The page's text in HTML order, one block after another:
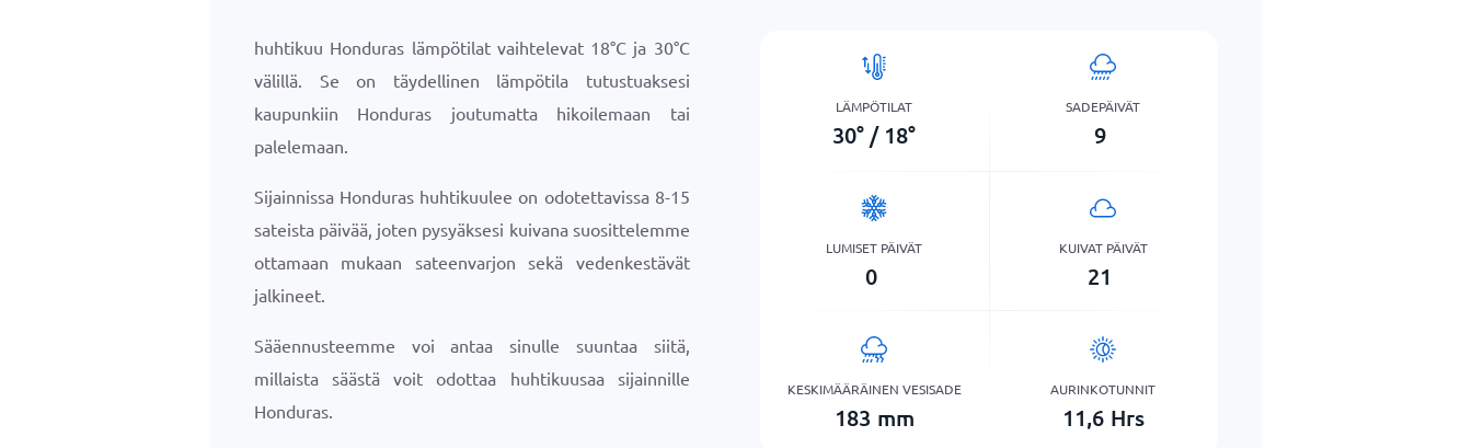
huhtikuu Honduras lämpötilat vaihtelevat 18°C ja 30°C
välillä. Se on täydellinen lämpötila tutustuaksesi
kaupunkiin Honduras joutumatta hikoilemaan tai
palelemaan.
Sijainnissa Honduras huhtikuulee on odotettavissa 8-15
sateista päivää, joten pysyäksesi kuivana suosittelemme
ottamaan mukaan sateenvarjon sekä vedenkestävät
jalkineet.
Sääennusteemme voi antaa sinulle suuntaa siitä,
millaista säästä voit odottaa huhtikuusaa sijainnille
Honduras.
LÄMPÖTILAT
30° / 18°
SADEPÄIVÄT
9
LUMISET PÄIVÄT
0
KUIVAT PÄIVÄT
21
KESKIMÄÄRÄINEN VESISADE
183 mm
AURINKOTUNNIT
11,6 Hrs